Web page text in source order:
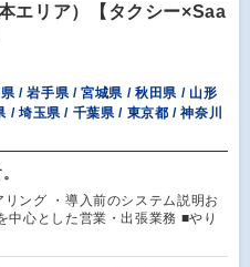
エリア）【タクシー×Saa
/ 岩手県 / 宮城県 / 秋田県 / 山形
/ 埼玉県 / 千葉県 / 東京都 / 神奈川
リング ・導入前のシステム説明お
中心とした営業・出張業務 ■やり